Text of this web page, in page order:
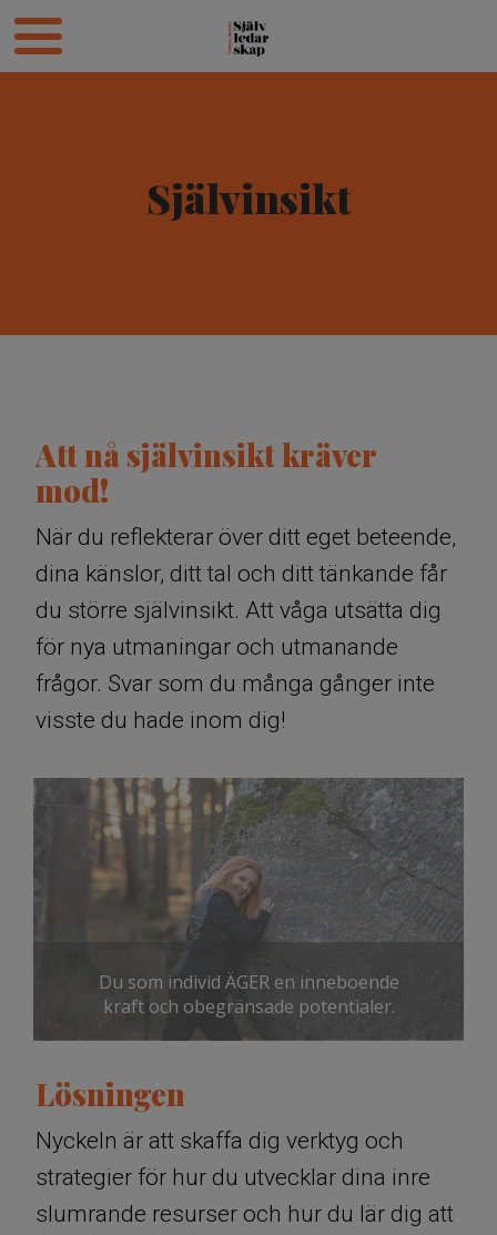
Självinsikt
Att nå självinsikt kräver
mod!
När du reflekterar över ditt eget beteende,
dina känslor, ditt tal och ditt tänkande får
du större självinsikt. Att våga utsätta dig
för nya utmaningar och utmanande
frågor. Svar som du många gånger inte
visste du hade inom dig!
Du som individ ÄGER en inneboende
kraft och obegränsade potentialer.
Lösningen
Nyckeln är att skaffa dig verktyg och
strategier för hur du utvecklar dina inre
slumrande resurser och hur du lär dig att